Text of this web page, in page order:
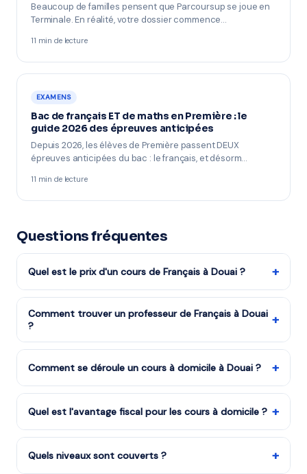
Beaucoup de familles pensent que Parcoursup se joue en
Terminale. En réalité, votre dossier commence…
11 min de lecture
EXAMENS
Bac de français ET de maths en Première : le
guide 2026 des épreuves anticipées
Depuis 2026, les élèves de Première passent DEUX
épreuves anticipées du bac : le français, et désorm…
11 min de lecture
Questions fréquentes
Quel est le prix d'un cours de Français à Douai ? +
Les tarifs dépendent de la matière, du niveau et de la
formule choisie. Notre organisme partenaire est agréé
services à la personne : vous bénéficiez du crédit
d'impôt de 50%. Remplissez le formulaire pour recevoir
Comment trouver un professeur de Français à Douai
?
+
Remplissez notre formulaire en 2 minutes. Notre équipe
vous met en relation avec notre organisme partenaire
d'une heure. Service gratuit et sans engagement.
Comment se déroule un cours à domicile à Douai ? +
Le professeur arrive à votre domicile à Douai avec tout
le matériel nécessaire. La séance dure généralement 1h
confiance.
Quel est l'avantage fiscal pour les cours à domicile ? +
L'État rembourse la moitié du coût des cours à
domicile grâce au crédit d'impôt services à la personne
Quels niveaux sont couverts ? +